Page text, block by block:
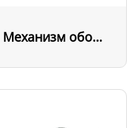
Механизм оборотных средств